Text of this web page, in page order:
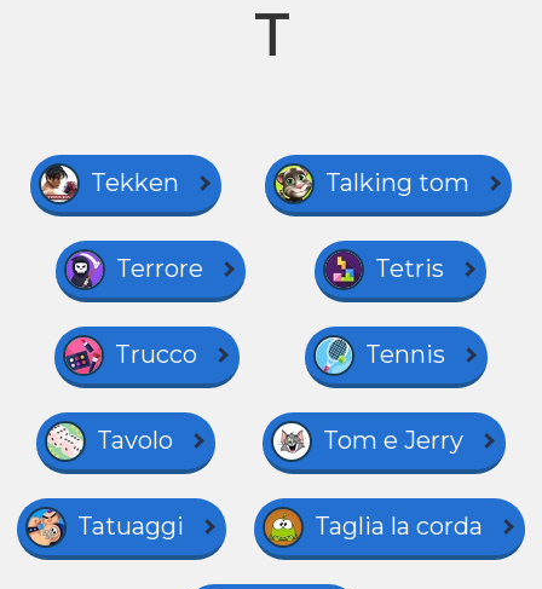
T
Tekken Talking tom
Terrore Tetris
Trucco Tennis
Tavolo Tom e Jerry
Tatuaggi Taglia la corda